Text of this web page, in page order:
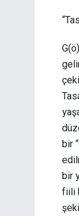
bir
bir
fiili